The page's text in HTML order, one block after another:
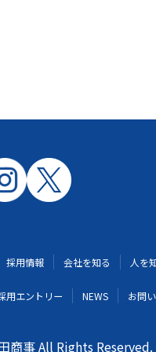
採用情報 会社を知る 人を
用エントリー NEWS お問
商事 All Rights Reserved.